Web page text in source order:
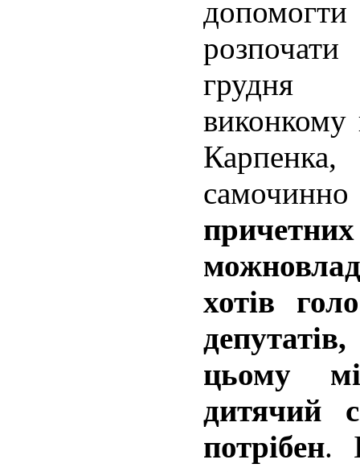
грудня
виконкому
хотів
цьому
дитячий
потрібен.